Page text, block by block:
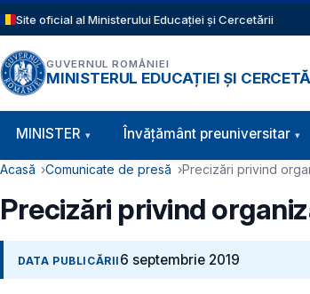
Sari la conținutul principal
Site oficial al Ministerului Educației și Cercetării
GUVERNUL ROMÂNIEI
MINISTERUL EDUCAȚIEI ȘI
Navigație principală
MINISTER Învăţământ preuniversitar
Cale de navigare
Acasă Comunicate de presă Precizări privind
Precizări privind
DATA PUBLICĂRII 6 septembrie 2019